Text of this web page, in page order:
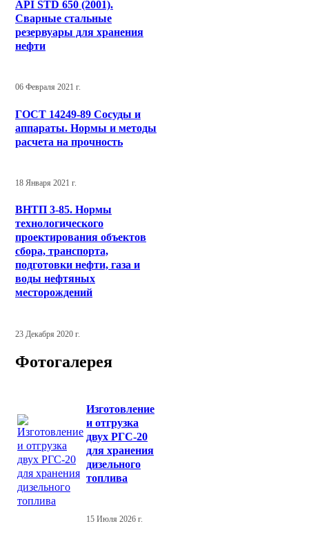
API STD 650 (2001).
Сварные стальные
резервуары для хранения
нефти
06 Февраля 2021 г.
ГОСТ 14249-89 Сосуды и
аппараты. Нормы и методы
расчета на прочность
18 Января 2021 г.
ВНТП 3-85. Нормы
технологического
проектирования объектов
сбора, транспорта,
подготовки нефти, газа и
воды нефтяных
месторождений
23 Декабря 2020 г.
Фотогалерея
Изготовление
и отгрузка
двух РГС-20
для хранения
дизельного
топлива
15 Июля 2026 г.